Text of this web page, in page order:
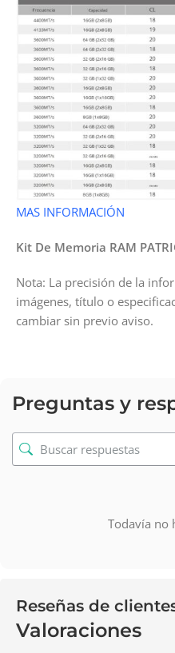
MAS INFORMACIÓN
Kit De Memoria RAM
Nota: La precisión de la
imágenes, título o
cambiar sin previo aviso.
Preguntas y
Todavía no
Reseñas de
Valoraciones